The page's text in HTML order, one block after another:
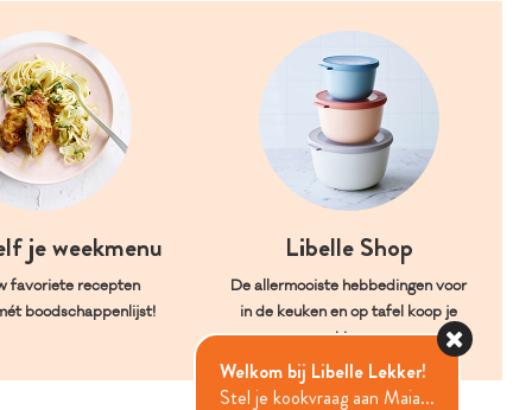
je weekmenu
favoriete recepten
boodschappenlijst!
Libelle Shop
De allermooiste hebbedingen voor
in de keuken en op tafel koop je
hier.
Welkom bij Libelle Lekker!
Stel je kookvraag aan Maia...